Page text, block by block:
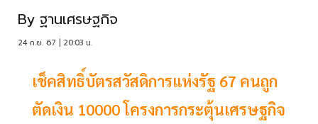
By ฐานเศรษฐกิจ
24 ก.ย. 67 | 20:03 น.
เช็คสิทธิ์บัตรสวัสดิการแห่งรัฐ 67 คนถูก
ตัดเงิน 10000 โครงการกระตุ้นเศรษฐกิจ